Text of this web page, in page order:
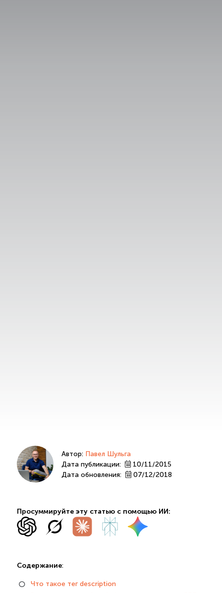
Автор: Павел Шульга
Дата публикации:
10/11/2015
Дата обновления:
07/12/2018
Просуммируйте эту статью с помощью ИИ:
Содержание:
Что такое тег description